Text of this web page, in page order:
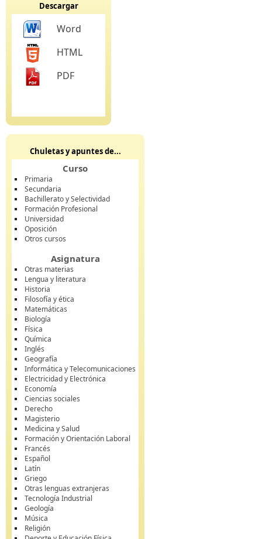
Descargar
Word
HTML
PDF
Chuletas y apuntes de...
Curso
Primaria
Secundaria
Bachillerato y Selectividad
Formación Profesional
Universidad
Oposición
Otros cursos
Asignatura
Otras materias
Lengua y literatura
Historia
Filosofía y ética
Matemáticas
Biología
Física
Química
Inglés
Geografía
Informática y Telecomunicaciones
Electricidad y Electrónica
Economía
Ciencias sociales
Derecho
Magisterio
Medicina y Salud
Formación y Orientación Laboral
Francés
Español
Latín
Griego
Otras lenguas extranjeras
Tecnología Industrial
Geología
Música
Religión